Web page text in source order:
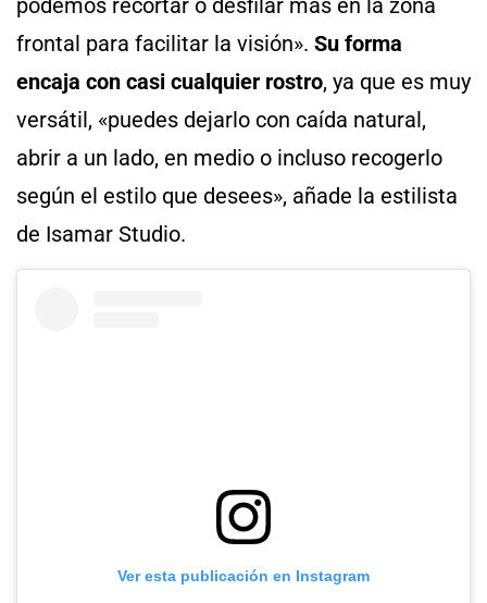
podemos recortar o desfilar más en la zona
frontal para facilitar la visión». Su forma
encaja con casi cualquier rostro, ya que es muy
versátil, «puedes dejarlo con caída natural,
abrir a un lado, en medio o incluso recogerlo
según el estilo que desees», añade la estilista
de Isamar Studio.
Ver esta publicación en Instagram